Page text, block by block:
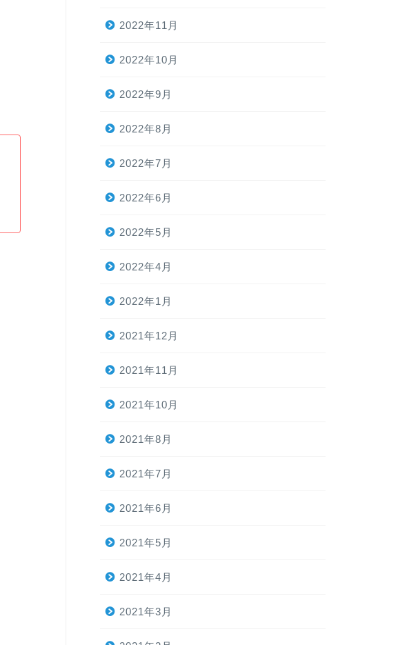
2022年11月
2022年10月
2022年9月
2022年8月
2022年7月
2022年6月
2022年5月
2022年4月
2022年1月
2021年12月
2021年11月
2021年10月
2021年8月
2021年7月
2021年6月
2021年5月
2021年4月
2021年3月